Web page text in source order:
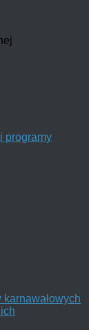
programy